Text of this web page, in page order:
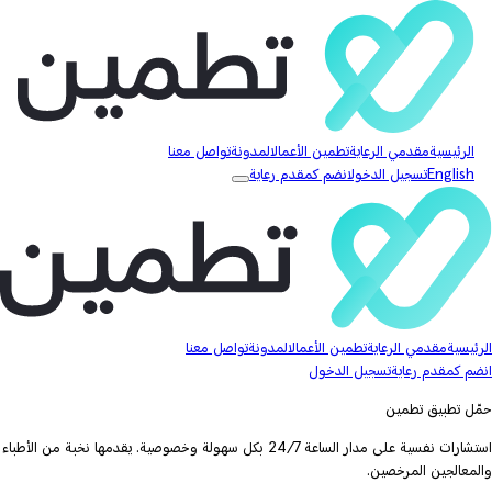
الرئيسيةمقدمي الرعايةتطمين الأعمالالمدونةتواصل معنا
Englishتسجيل الدخولانضم كمقدم رعاية
الرئيسيةمقدمي الرعايةتطمين الأعمالالمدونةتواصل معنا
انضم كمقدم رعايةتسجيل الدخول
حمّل تطبيق تطمين
استشارات نفسية على مدار الساعة 24/7 بكل سهولة وخصوصية. يقدمها نخبة من الأطباء
والمعالجين المرخصين.